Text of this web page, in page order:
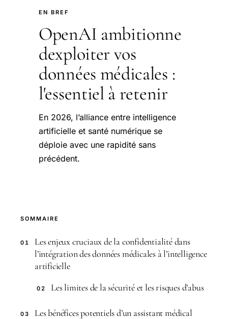
EN BREF
OpenAI ambitionne
dexploiter vos
données médicales :
l'essentiel à retenir
En 2026, l’alliance entre intelligence
artificielle et santé numérique se
déploie avec une rapidité sans
précédent.
SOMMAIRE
01
Les enjeux cruciaux de la confidentialité dans
l’intégration des données médicales à l’intelligence
artificielle
02 Les limites de la sécurité et les risques d’abus
03
Les bénéfices potentiels d’un assistant médical